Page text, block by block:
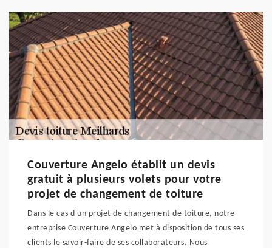
Couverture Angelo établit un devis
gratuit à plusieurs volets pour votre
projet de changement de toiture
Dans le cas d'un projet de changement de toiture, notre
entreprise Couverture Angelo met à disposition de tous ses
clients le savoir-faire de ses collaborateurs. Nous